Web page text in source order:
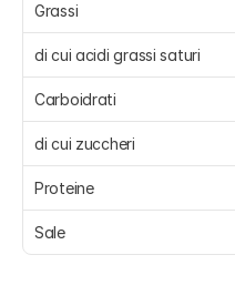
Grassi
di cui acidi grassi saturi
Carboidrati
di cui zuccheri
Proteine
Sale